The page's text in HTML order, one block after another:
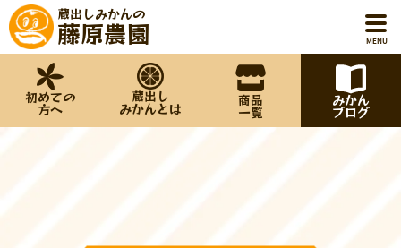
蔵出しみかんの
藤原農園 MENU
初めての
方へ
蔵出し
みかんとは 商品
一覧
みかん
ブログ